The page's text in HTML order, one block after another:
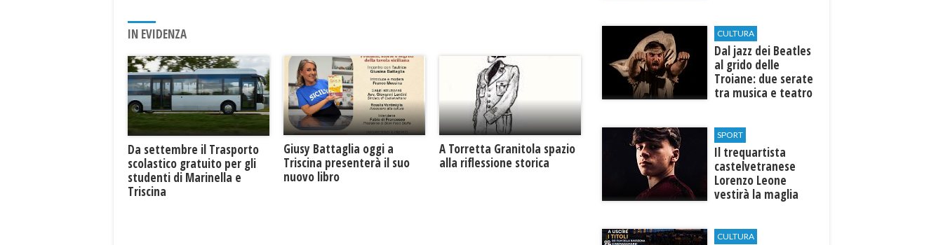
IN EVIDENZA
Da settembre il Trasporto
scolastico gratuito per gli
studenti di Marinella e
Triscina
Giusy Battaglia oggi a
Triscina presenterà il suo
nuovo libro
​A Torretta Granitola spazio
alla riflessione storica
Castelvetrano."
CULTURA
Dal jazz dei Beatles
al grido delle
Troiane: due serate
tra musica e teatro
SPORT
Il trequartista
castelvetranese
Lorenzo Leone
vestirà la maglia
CULTURA